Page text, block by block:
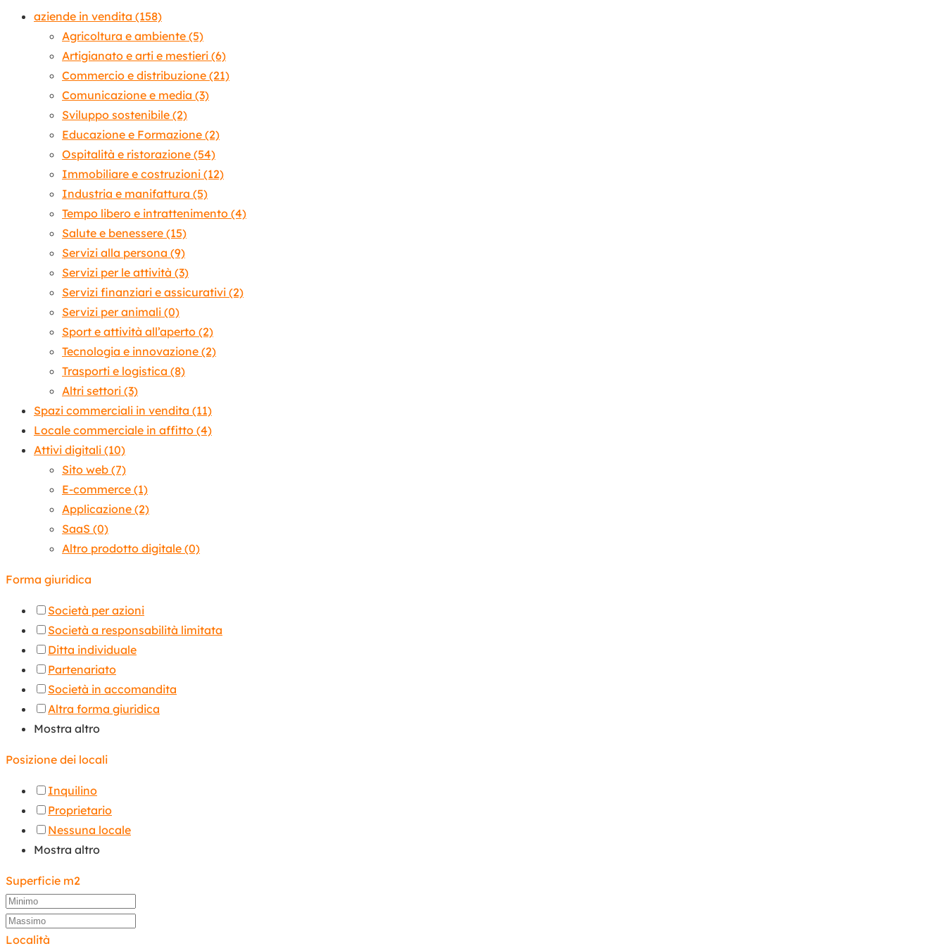
aziende in vendita (158)
Agricoltura e ambiente (5)
Artigianato e arti e mestieri (6)
Commercio e distribuzione (21)
Comunicazione e media (3)
Sviluppo sostenibile (2)
Educazione e Formazione (2)
Ospitalità e ristorazione (54)
Immobiliare e costruzioni (12)
Industria e manifattura (5)
Tempo libero e intrattenimento (4)
Salute e benessere (15)
Servizi alla persona (9)
Servizi per le attività (3)
Servizi finanziari e assicurativi (2)
Servizi per animali (0)
Sport e attività all’aperto (2)
Tecnologia e innovazione (2)
Trasporti e logistica (8)
Altri settori (3)
Spazi commerciali in vendita (11)
Locale commerciale in affitto (4)
Attivi digitali (10)
Sito web (7)
E-commerce (1)
Applicazione (2)
SaaS (0)
Altro prodotto digitale (0)
Forma giuridica
Società per azioni
Società a responsabilità limitata
Ditta individuale
Partenariato
Società in accomandita
Altra forma giuridica
Mostra altro
Posizione dei locali
Inquilino
Proprietario
Nessuna locale
Mostra altro
Superficie m2
Località